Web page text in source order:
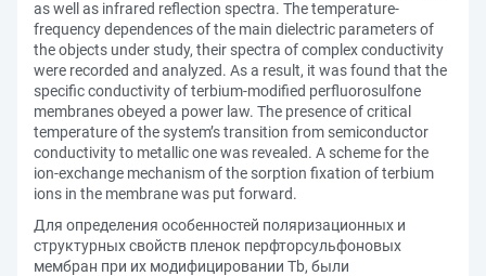
as well as infrared reflection spectra. The temperature-
frequency dependences of the main dielectric parameters of
the objects under study, their spectra of complex conductivity
were recorded and analyzed. As a result, it was found that the
specific conductivity of terbium-modified perfluorosulfone
membranes obeyed a power law. The presence of critical
temperature of the system’s transition from semiconductor
conductivity to metallic one was revealed. A scheme for the
ion-exchange mechanism of the sorption fixation of terbium
ions in the membrane was put forward.
Для определения особенностей поляризационных и
структурных свойств пленок перфторсульфоновых
мембран при их модифицировании Tb, были